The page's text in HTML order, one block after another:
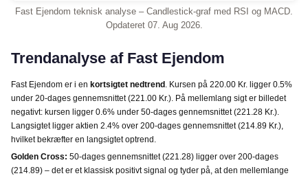
Fast Ejendom teknisk analyse – Candlestick-graf med RSI og MACD.
Opdateret 07. Aug 2026.
Trendanalyse af Fast Ejendom
Fast Ejendom er i en kortsigtet nedtrend . Kursen på 220.00 Kr. ligger 0.5%
under 20-dages gennemsnittet (221.00 Kr.). På mellemlang sigt er billedet
negativt: kursen ligger 0.6% under 50-dages gennemsnittet (221.28 Kr.).
Langsigtet ligger aktien 2.4% over 200-dages gennemsnittet (214.89 Kr.),
hvilket bekræfter en langsigtet optrend.
Golden Cross: 50-dages gennemsnittet (221.28) ligger over 200-dages
(214.89) – det er et klassisk positivt signal og tyder på, at den mellemlange